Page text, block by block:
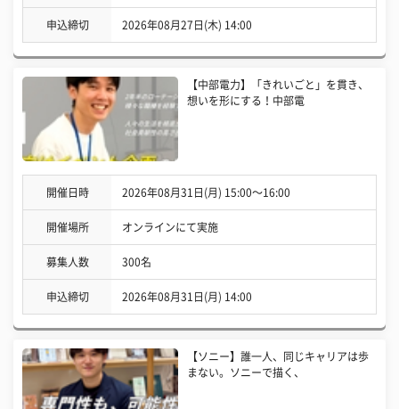
申込締切 2026年08月27日(木) 14:00
【中部電力】「きれいごと」を貫き、
想いを形にする！中部電
開催日時 2026年08月31日(月) 15:00〜16:00
開催場所 オンラインにて実施
募集人数 300名
申込締切 2026年08月31日(月) 14:00
【ソニー】誰一人、同じキャリアは歩
まない。ソニーで描く、